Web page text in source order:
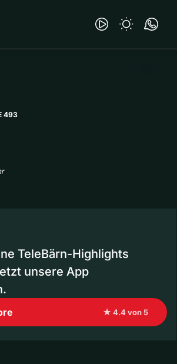
493
TeleBärn-Highlights
unsere App
★ 4.4 von 5